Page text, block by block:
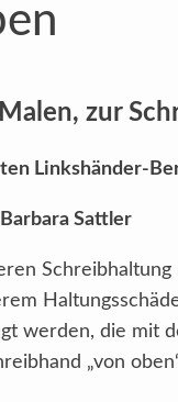
zur
Linkshänder-
Sattler
werden, die mit
„von